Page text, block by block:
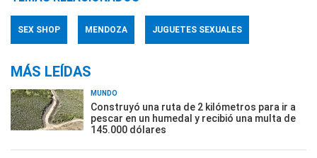
SEX SHOP MENDOZA JUGUETES SEXUALES
MÁS LEÍDAS
MUNDO
Construyó una ruta de 2 kilómetros para ir a
pescar en un humedal y recibió una multa de
145.000 dólares